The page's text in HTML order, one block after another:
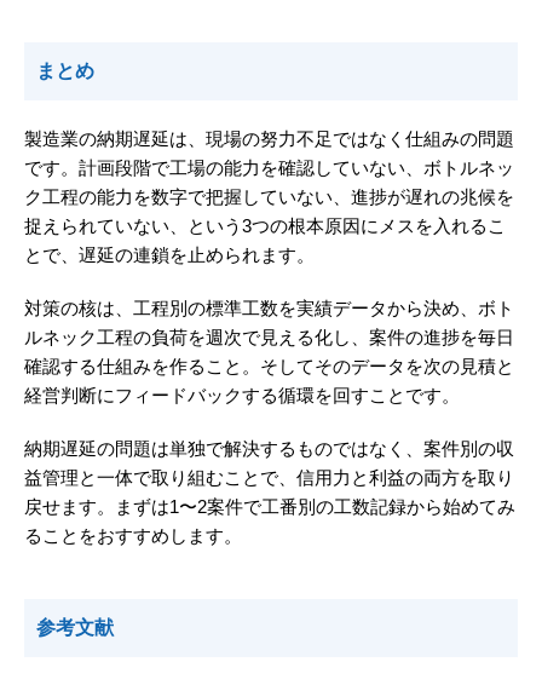
まとめ
製造業の納期遅延は、現場の努力不足ではなく仕組みの問題
です。計画段階で工場の能力を確認していない、ボトルネッ
ク工程の能力を数字で把握していない、進捗が遅れの兆候を
捉えられていない、という3つの根本原因にメスを入れるこ
とで、遅延の連鎖を止められます。
対策の核は、工程別の標準工数を実績データから決め、ボト
ルネック工程の負荷を週次で見える化し、案件の進捗を毎日
確認する仕組みを作ること。そしてそのデータを次の見積と
経営判断にフィードバックする循環を回すことです。
納期遅延の問題は単独で解決するものではなく、案件別の収
益管理と一体で取り組むことで、信用力と利益の両方を取り
戻せます。まずは1〜2案件で工番別の工数記録から始めてみ
ることをおすすめします。
参考文献